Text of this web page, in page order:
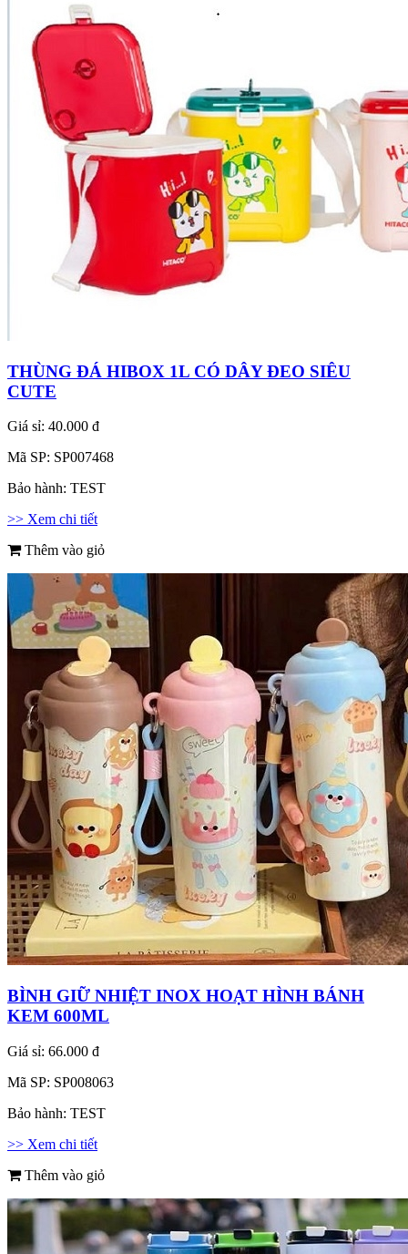
THÙNG ĐÁ HIBOX 1L CÓ DÂY ĐEO SIÊU
CUTE
Giá sỉ: 40.000 đ
Mã SP: SP007468
Bảo hành: TEST
>> Xem chi tiết
Thêm vào giỏ
BÌNH GIỮ NHIỆT INOX HOẠT HÌNH BÁNH
KEM 600ML
Giá sỉ: 66.000 đ
Mã SP: SP008063
Bảo hành: TEST
>> Xem chi tiết
Thêm vào giỏ